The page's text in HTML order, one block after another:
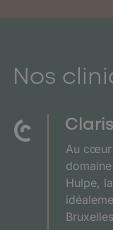
Nos
Au cœur
Hulpe,